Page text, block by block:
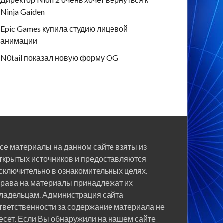
Ninja Gaiden
Epic Games купила студию лицевой
анимации
N0tail показал новую форму OG
материалы на данном сайте взяты из
источников и предоставляются
в ознакомительных целях.
на материалы принадлежат их
Администрация сайта
за содержание материала не
Если Вы обнаружили на нашем сайте